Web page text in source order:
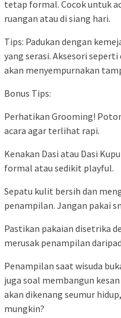
tetap formal. Cocok untuk
ruangan atau di siang hari.
Tips: Padukan dengan
yang serasi. Aksesori
akan menyempurnakan
Bonus Tips:
Perhatikan Grooming!
acara agar terlihat rapi.
Kenakan Dasi atau Dasi
formal atau sedikit playful.
Sepatu kulit bersih dan
penampilan. Jangan pakai
Pastikan pakaian disetrika
merusak penampilan
Penampilan saat wisuda
juga soal membangun
akan dikenang seumur
mungkin?